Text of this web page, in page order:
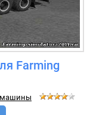
Farming
машины